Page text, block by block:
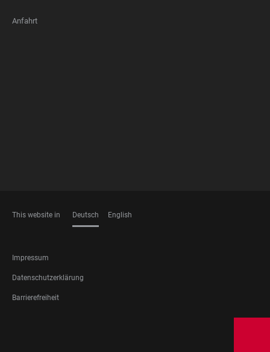
Anfahrt
This website in Deutsch English
FOOTER
LEGAL
Impressum
Datenschutzerklärung
Barrierefreiheit